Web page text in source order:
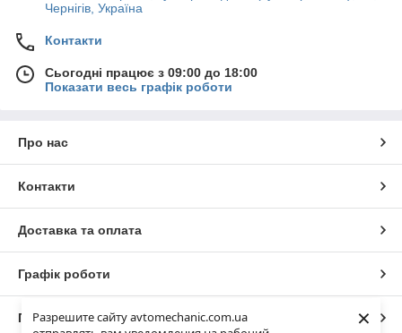
Разрешите сайту avtomechanic.com.ua
×
Чернігів, Україна
Контакти
Сьогодні працює з 09:00 до 18:00
Показати весь графік роботи
Про нас
Контакти
Доставка та оплата
Графік роботи
Повна версія сайту